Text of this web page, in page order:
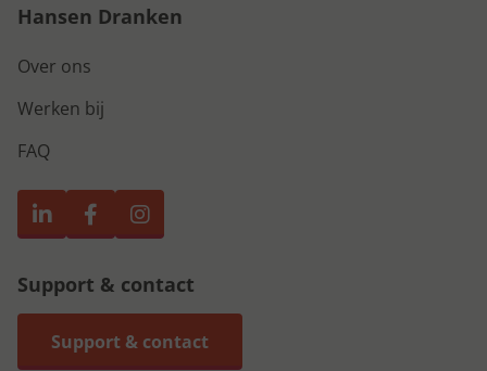
Hansen Dranken
Over ons
Werken bij
FAQ
Support & contact
Support & contact